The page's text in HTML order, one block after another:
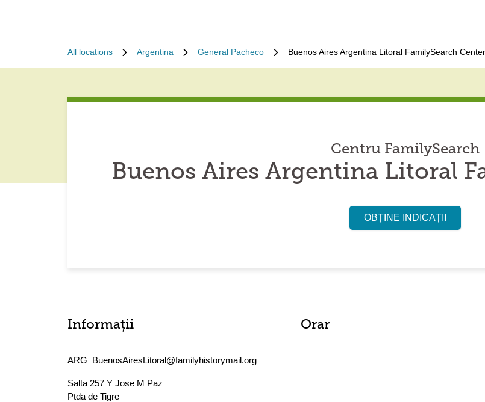
All locations Argentina General Pacheco Buenos Aires Argentina Litoral FamilySearch Center
Centru FamilySearch
Buenos Aires Argentina Litoral
OBȚINE INDICAȚII
Informații
ARG_BuenosAiresLitoral@familyhistorymail.org
Salta 257 Y Jose M Paz
Ptda de Tigre
Orar